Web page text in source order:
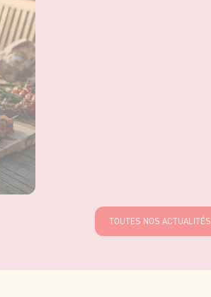
TOUTES NOS ACTUALITÉS